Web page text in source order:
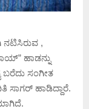
ನಟಿಸಿರುವ ,
ಹಾಡನ್ನು
ಸಂಗೀತ
ಸಾಗರ್ ಹಾಡಿದ್ದಾರೆ.